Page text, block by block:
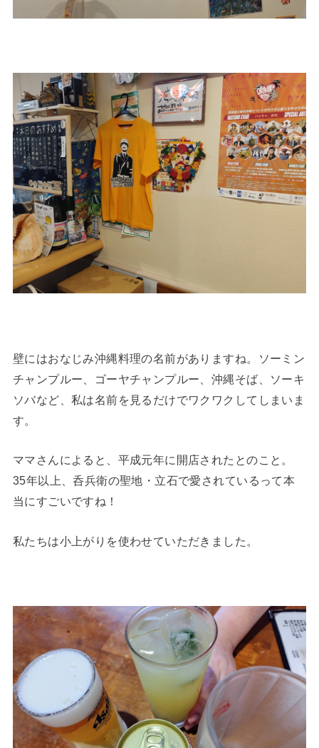
壁にはおなじみ沖縄料理の名前がありますね。ソーミン
チャンプルー、ゴーヤチャンプルー、沖縄そば、ソーキ
ソバなど、私は名前を見るだけでワクワクしてしまいま
す。
ママさんによると、平成元年に開店されたとのこと。
35年以上、呑兵衛の聖地・立石で愛されているって本
当にすごいですね！
私たちは小上がりを使わせていただきました。